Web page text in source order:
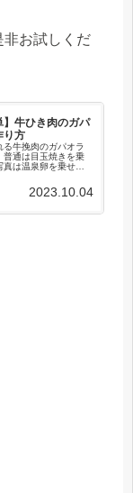
非お試しくだ
】牛ひき肉のガパ
り方
る牛挽肉のガパオラ
普通は目玉焼きを乗
は温泉卵を乗せて
目玉焼きで作ること
2023.10.04